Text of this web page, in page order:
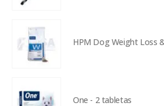
HPM Dog Weight Loss
One - 2 tabletas